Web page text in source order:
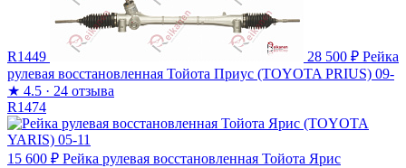
R1449 28 500 ₽ Рейка
рулевая восстановленная Тойота Приус (TOYOTA PRIUS) 09-
★ 4.5 · 24 отзыва
R1474
15 600 ₽ Рейка рулевая восстановленная Тойота Ярис